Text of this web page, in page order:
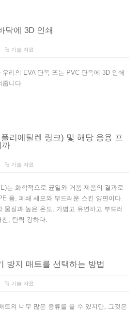
닥에 3D 인쇄
기술 자료
리의 EVA 단독 또는 PVC 단독에 3D 인쇄
줍니다
리에틸렌 링크) 및 해당 응용 프
까
기술 자료
는 화학적으로 균일와 거품 제품의 결과로
폼, 폐쇄 세포와 부드러운 스킨 양면이다.
물질과 높은 온도, 가볍고 유연하고 부드러
, 탄력 강하다.
방지 매트를 선택하는 방법
기술 자료
트의 너무 많은 종류를 볼 수 있지만, 그것은